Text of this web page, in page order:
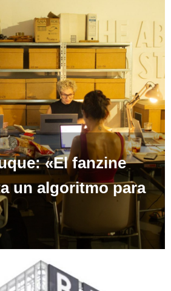
«El fanzine
un algoritmo para